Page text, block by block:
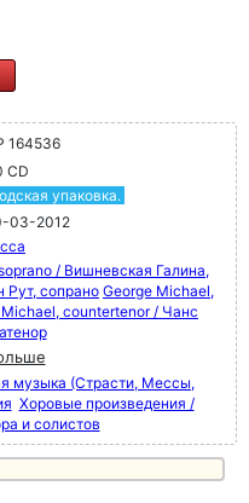
164536
CD
упаковка.
03-2012
/ Вишневская Галина,
Рут, сопраноGeorge Michael,
countertenor / Чанс
музыка (Страсти, Мессы,
Хоровые произведения /
и солистов